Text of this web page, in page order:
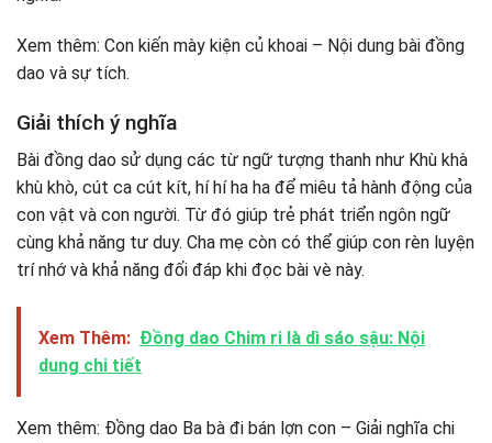
Xem thêm: Con kiến mày kiện củ khoai – Nội dung bài đồng
dao và sự tích.
Giải thích ý nghĩa
Bài đồng dao sử dụng các từ ngữ tượng thanh như Khù khà
khù khò, cút ca cút kít, hí hí ha ha để miêu tả hành động của
con vật và con người. Từ đó giúp trẻ phát triển ngôn ngữ
cùng khả năng tư duy. Cha mẹ còn có thể giúp con rèn luyện
trí nhớ và khả năng đối đáp khi đọc bài vè này.
Xem Thêm: Đồng dao Chim ri là dì sáo sậu: Nội
dung chi tiết
Xem thêm: Đồng dao Ba bà đi bán lợn con – Giải nghĩa chi